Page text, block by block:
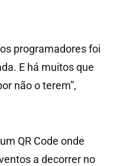
programadores foi
E há muitos que
não o terem”,
QR Code onde
a decorrer no